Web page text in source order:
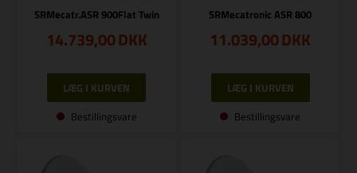
SRMecatr.ASR 900Flat Twin
14.739,00DKK
Bestillingsvare
SRMecatronic ASR 800
11.039,00DKK
Bestillingsvare